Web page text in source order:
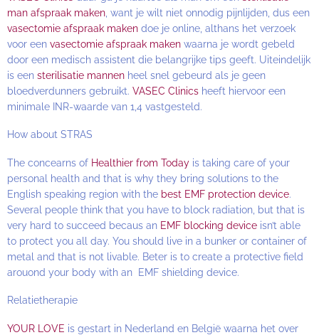
man afspraak maken , want je wilt niet onnodig pijnlijden, dus een
vasectomie afspraak maken doe je online, althans het verzoek
voor een vasectomie afspraak maken waarna je wordt gebeld
door een medisch assistent die belangrijke tips geeft. Uiteindelijk
is een sterilisatie mannen heel snel gebeurd als je geen
bloedverdunners gebruikt. VASEC Clinics heeft hiervoor een
minimale INR-waarde van 1,4 vastgesteld.
How about STRAS
The concearns of Healthier from Today is taking care of your
personal health and that is why they bring solutions to the
English speaking region with the best EMF protection device.
Several people think that you have to block radiation, but that is
very hard to succeed becaus an EMF blocking device isn’t able
to protect you all day. You should live in a bunker or container of
metal and that is not livable. Beter is to create a protective field
arouond your body with an EMF shielding device.
Relatietherapie
YOUR LOVE is gestart in Nederland en België waarna het over